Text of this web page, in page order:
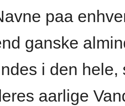
paa
ganske
i den
aarlige